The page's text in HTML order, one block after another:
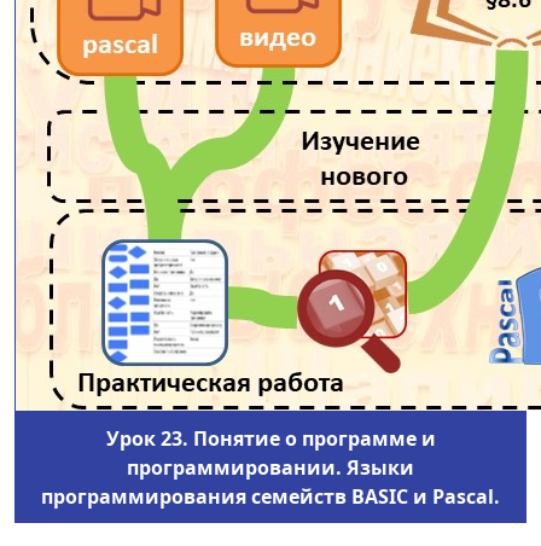
Урок 23. Понятие о программе и
программировании. Языки
программирования семейств BASIC и Pascal.